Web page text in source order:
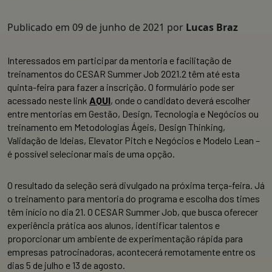
Publicado em 09 de junho de 2021 por Lucas Braz
Interessados em participar da mentoria e facilitação de
treinamentos do CESAR Summer Job 2021.2 têm até esta
quinta-feira para fazer a inscrição. O formulário pode ser
acessado neste link AQUI, onde o candidato deverá escolher
entre mentorias em Gestão, Design, Tecnologia e Negócios ou
treinamento em Metodologias Ágeis, Design Thinking,
Validação de Ideias, Elevator Pitch e Negócios e Modelo Lean –
é possível selecionar mais de uma opção.
O resultado da seleção será divulgado na próxima terça-feira. Já
o treinamento para mentoria do programa e escolha dos times
têm início no dia 21. O CESAR Summer Job, que busca oferecer
experiência prática aos alunos, identificar talentos e
proporcionar um ambiente de experimentação rápida para
empresas patrocinadoras, acontecerá remotamente entre os
dias 5 de julho e 13 de agosto.